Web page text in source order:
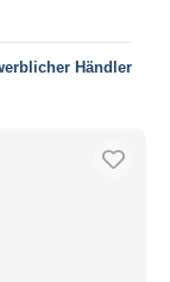
Händler